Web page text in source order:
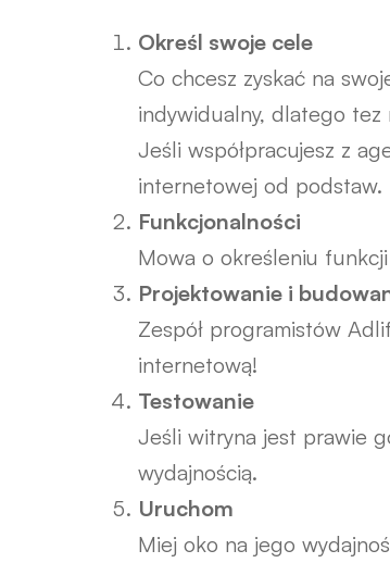
Określ swoje cele
Co chcesz zyskać na
indywidualny, dlatego
Jeśli współpracujesz z
internetowej od podstaw.
Funkcjonalności
Mowa o określeniu
Projektowanie i
Zespół programistów
internetową!
Testowanie
Jeśli witryna jest prawie
wydajnością.
Uruchom
Miej oko na jego